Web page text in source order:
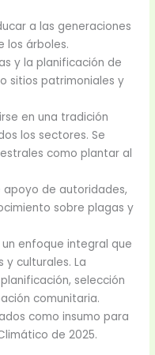
a las generaciones
los árboles.
y la planificación de
sitios patrimoniales y
en una tradición
los sectores. Se
como plantar al
de autoridades,
sobre plagas y
enfoque integral que
y culturales. La
selección
comunitaria.
como insumo para
de 2025.